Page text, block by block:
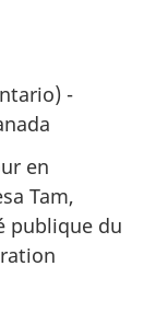
-
en
Tam,
publique du